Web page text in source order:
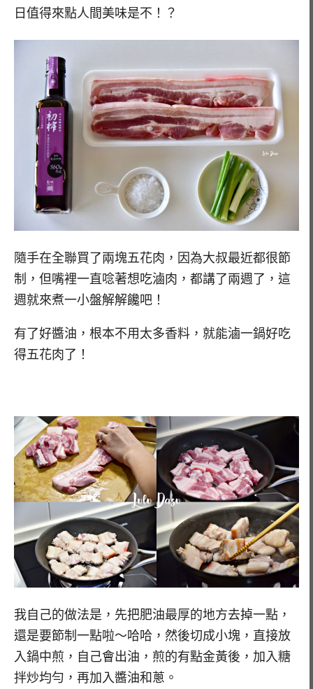
日值得來點人間美味是不！？
隨手在全聯買了兩塊五花肉，因為大叔最近都很節
制，但嘴裡一直唸著想吃滷肉，都講了兩週了，這
週就來煮一小盤解解饞吧！
有了好醬油，根本不用太多香料，就能滷一鍋好吃
得五花肉了！
我自己的做法是，先把肥油最厚的地方去掉一點，
還是要節制一點啦～哈哈，然後切成小塊，直接放
入鍋中煎，自己會出油，煎的有點金黃後，加入糖
拌炒均勻，再加入醬油和蔥。